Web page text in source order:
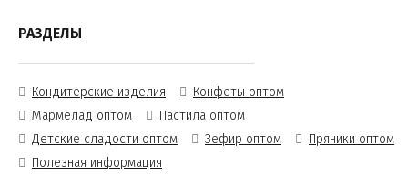
РАЗДЕЛЫ
Кондитерские изделия
Конфеты оптом
Мармелад оптом
Пастила оптом
Детские сладости оптом
Зефир оптом
Пряники оптом
Полезная информация